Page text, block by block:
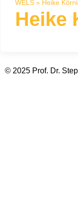
WELS » Heike
Heike
© 2025 Prof. Dr.